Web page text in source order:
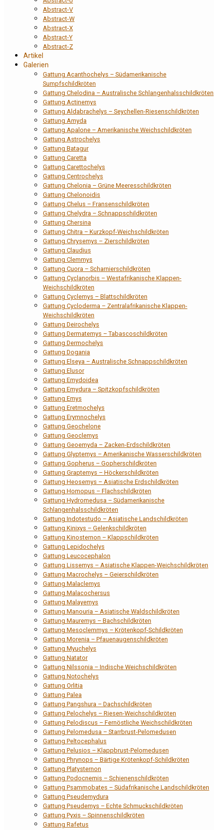
Abstract-V
Abstract-W
Abstract-X
Abstract-Y
Abstract-Z
Artikel
Galerien
Gattung Acanthochelys – Südamerikanische
Sumpfschildkröten
Gattung Chelodina – Australische Schlangenhalsschildkröten
Gattung Actinemys
Gattung Aldabrachelys – Seychellen-Riesenschildkröten
Gattung Amyda
Gattung Apalone – Amerikanische Weichschildkröten
Gattung Astrochelys
Gattung Batagur
Gattung Caretta
Gattung Carettochelys
Gattung Centrochelys
Gattung Chelonia – Grüne Meeresschildkröten
Gattung Chelonoidis
Gattung Chelus – Fransenschildkröten
Gattung Chelydra – Schnappschildkröten
Gattung Chersina
Gattung Chitra – Kurzkopf-Weichschildkröten
Gattung Chrysemys – Zierschildkröten
Gattung Claudius
Gattung Clemmys
Gattung Cuora – Scharnierschildkröten
Gattung Cyclanorbis – Westafrikanische Klappen-
Weichschildkröten
Gattung Cyclemys – Blattschildkröten
Gattung Cycloderma – Zentralafrikanische Klappen-
Weichschildkröten
Gattung Deirochelys
Gattung Dermatemys – Tabascoschildkröten
Gattung Dermochelys
Gattung Dogania
Gattung Elseya – Australische Schnappschildkröten
Gattung Elusor
Gattung Emydoidea
Gattung Emydura – Spitzkopfschildkröten
Gattung Emys
Gattung Eretmochelys
Gattung Erymnochelys
Gattung Geochelone
Gattung Geoclemys
Gattung Geoemyda – Zacken-Erdschildkröten
Gattung Glyptemys – Amerikanische Wasserschildkröten
Gattung Gopherus – Gopherschildkröten
Gattung Graptemys – Höckerschildkröten
Gattung Heosemys – Asiatische Erdschildkröten
Gattung Homopus – Flachschildkröten
Gattung Hydromedusa – Südamerikanische
Schlangenhalsschildkröten
Gattung Indotestudo – Asiatische Landschildkröten
Gattung Kinixys – Gelenkschildkröten
Gattung Kinosternon – Klappschildkröten
Gattung Lepidochelys
Gattung Leucocephalon
Gattung Lissemys – Asiatische Klappen-Weichschildkröten
Gattung Macrochelys – Geierschildkröten
Gattung Malaclemys
Gattung Malacochersus
Gattung Malayemys
Gattung Manouria – Asiatische Waldschildkröten
Gattung Mauremys – Bachschildkröten
Gattung Mesoclemmys – Krötenkopf-Schildkröten
Gattung Morenia – Pfauenaugenschildkröten
Gattung Myuchelys
Gattung Natator
Gattung Nilssonia – Indische Weichschildkröten
Gattung Notochelys
Gattung Orlitia
Gattung Palea
Gattung Pangshura – Dachschildkröten
Gattung Pelochelys – Riesen-Weichschildkröten
Gattung Pelodiscus – Fernöstliche Weichschildkröten
Gattung Pelomedusa – Starrbrust-Pelomedusen
Gattung Peltocephalus
Gattung Pelusios – Klappbrust-Pelomedusen
Gattung Phrynops – Bärtige Krötenkopf-Schildkröten
Gattung Platysternon
Gattung Podocnemis – Schienenschildkröten
Gattung Psammobates – Südafrikanische Landschildkröten
Gattung Pseudemydura
Gattung Pseudemys – Echte Schmuckschildkröten
Gattung Pyxis – Spinnenschildkröten
Gattung Rafetus